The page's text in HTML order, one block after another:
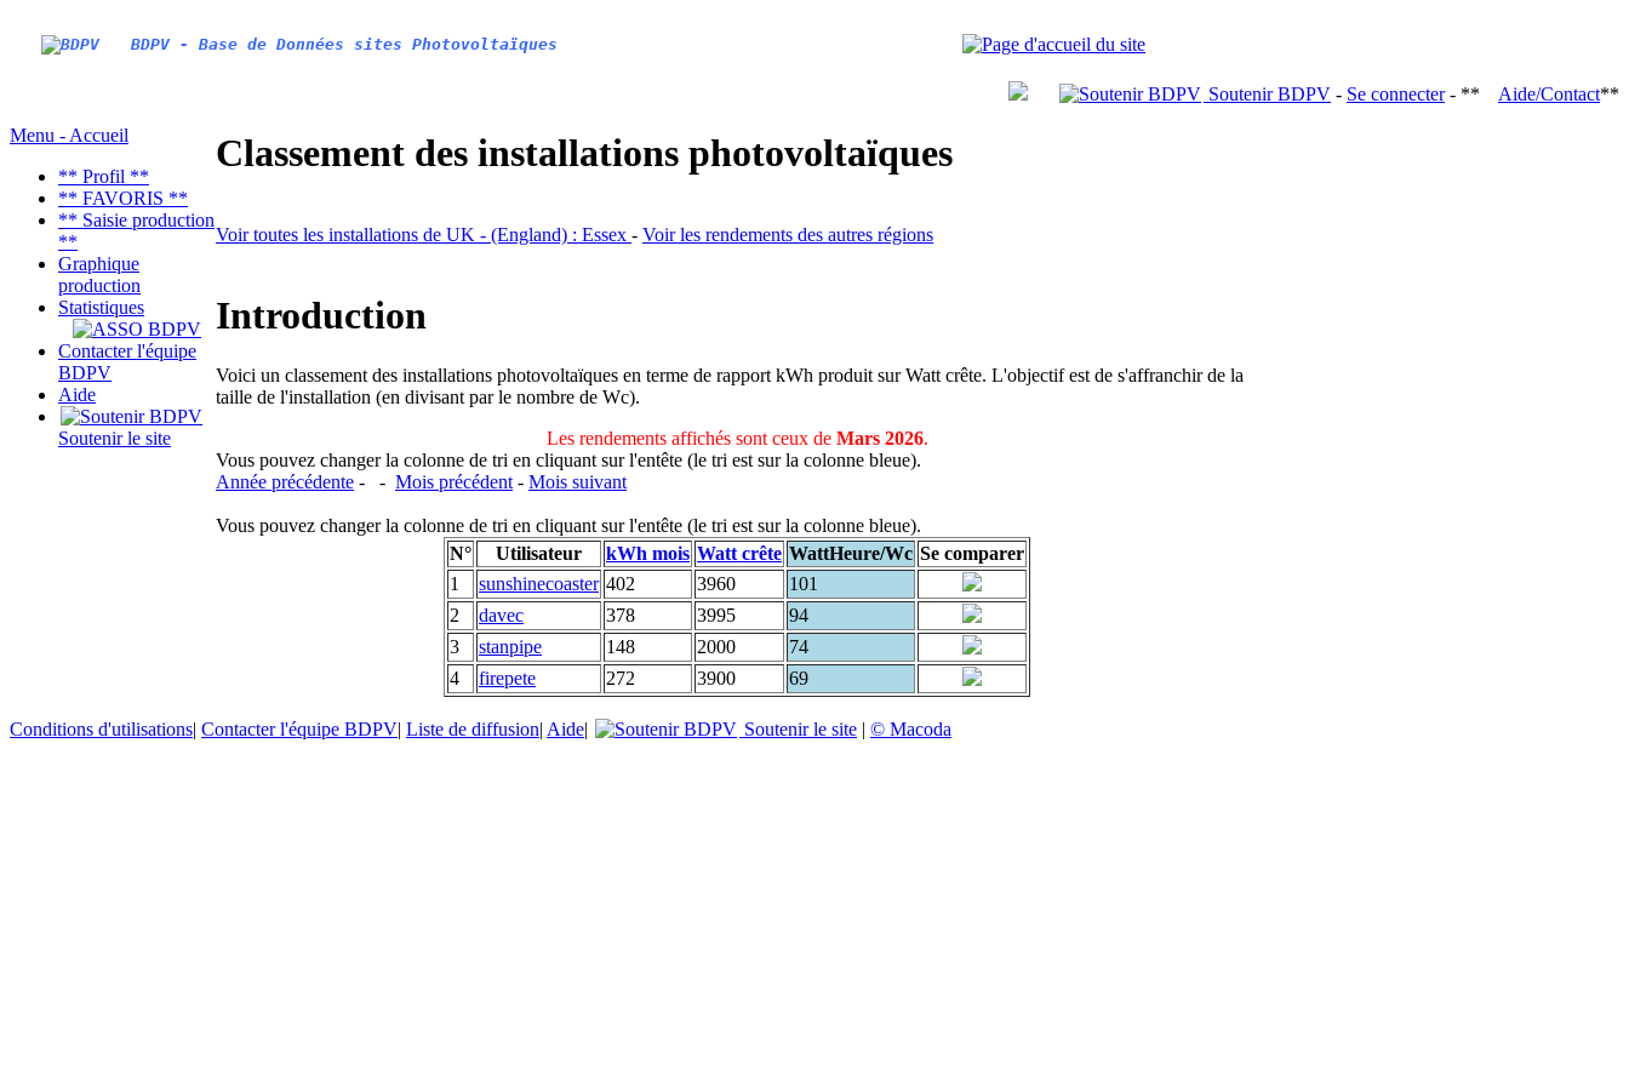
BDPV - Base de Données sites Photovoltaïques
Soutenir BDPV - Se connecter- ** Aide/Contact**
Menu - Accueil
** Profil **
** FAVORIS **
** Saisie production
**
Graphique
production
Statistiques
Contacter l'équipe
BDPV
Aide
Soutenir le site
Classement des installations photovoltaïques
Voir toutes les installations de UK - (England) : Essex - Voir les rendements des autres régions
Introduction
Voici un classement des installations photovoltaïques en terme de rapport kWh produit sur Watt crête. L'objectif est de s'affranchir de la
taille de l'installation (en divisant par le nombre de Wc).
Les rendements affichés sont ceux de Mars 2026.
Vous pouvez changer la colonne de tri en cliquant sur l'entête (le tri est sur la colonne bleue).
Année précédente - - Mois précédent - Mois suivant
Vous pouvez changer la colonne de tri en cliquant sur l'entête (le tri est sur la colonne bleue).
N°
Utilisateur kWh mois Watt crête WattHeure/Wc Se comparer
1
sunshinecoaster 402 3960
101
2
davec 378 3995
94
3
stanpipe 148 2000
74
4
firepete 272 3900 69
Conditions d'utilisations| Contacter l'équipe BDPV| Liste de diffusion| Aide| Soutenir le site | © Macoda